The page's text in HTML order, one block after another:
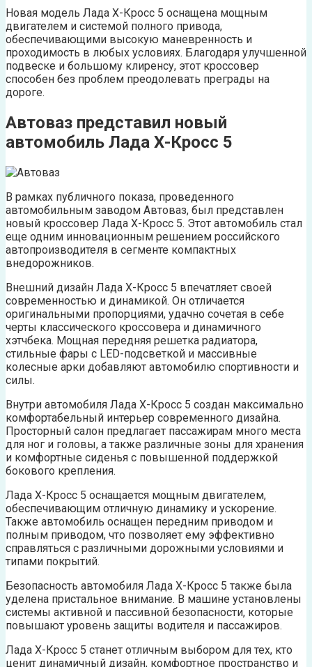
Новая модель Лада Х-Кросс 5 оснащена мощным
двигателем и системой полного привода,
обеспечивающими высокую маневренность и
проходимость в любых условиях. Благодаря улучшенной
подвеске и большому клиренсу, этот кроссовер
способен без проблем преодолевать преграды на
дороге.
Автоваз представил новый
автомобиль Лада Х-Кросс 5
В рамках публичного показа, проведенного
автомобильным заводом Автоваз, был представлен
новый кроссовер Лада Х-Кросс 5. Этот автомобиль стал
еще одним инновационным решением российского
автопроизводителя в сегменте компактных
внедорожников.
Внешний дизайн Лада Х-Кросс 5 впечатляет своей
современностью и динамикой. Он отличается
оригинальными пропорциями, удачно сочетая в себе
черты классического кроссовера и динамичного
хэтчбека. Мощная передняя решетка радиатора,
стильные фары с LED-подсветкой и массивные
колесные арки добавляют автомобилю спортивности и
силы.
Внутри автомобиля Лада Х-Кросс 5 создан максимально
комфортабельный интерьер современного дизайна.
Просторный салон предлагает пассажирам много места
для ног и головы, а также различные зоны для хранения
и комфортные сиденья с повышенной поддержкой
бокового крепления.
Лада Х-Кросс 5 оснащается мощным двигателем,
обеспечивающим отличную динамику и ускорение.
Также автомобиль оснащен передним приводом и
полным приводом, что позволяет ему эффективно
справляться с различными дорожными условиями и
типами покрытий.
Безопасность автомобиля Лада Х-Кросс 5 также была
уделена пристальное внимание. В машине установлены
системы активной и пассивной безопасности, которые
повышают уровень защиты водителя и пассажиров.
Лада Х-Кросс 5 станет отличным выбором для тех, кто
ценит динамичный дизайн, комфортное пространство и